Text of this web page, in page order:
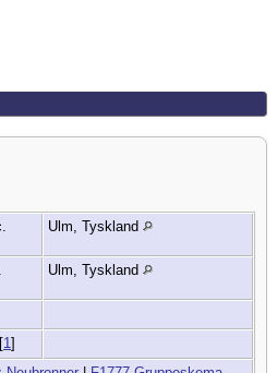
Ulm, Tyskland
Ulm, Tyskland
[1]